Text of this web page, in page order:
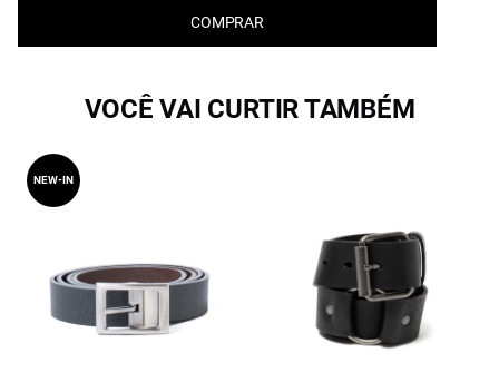
COMPRAR
VOCÊ VAI CURTIR TAMBÉM
NEW-IN